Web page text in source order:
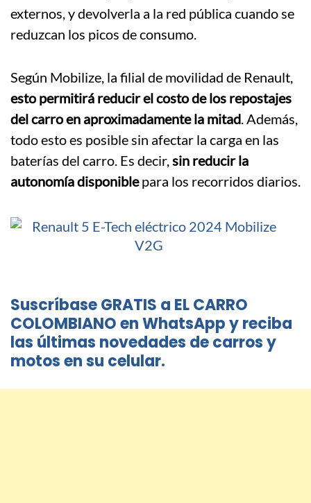
externos, y devolverla a la red pública cuando se
reduzcan los picos de consumo.
Según Mobilize, la filial de movilidad de Renault,
esto permitirá reducir el costo de los repostajes
del carro en aproximadamente la mitad. Además,
todo esto es posible sin afectar la carga en las
baterías del carro. Es decir,sin reducir la
autonomía disponiblepara los recorridos diarios.
Suscríbase GRATIS a EL CARRO
COLOMBIANO en WhatsApp y reciba
las últimas novedades de carros y
motos en su celular.